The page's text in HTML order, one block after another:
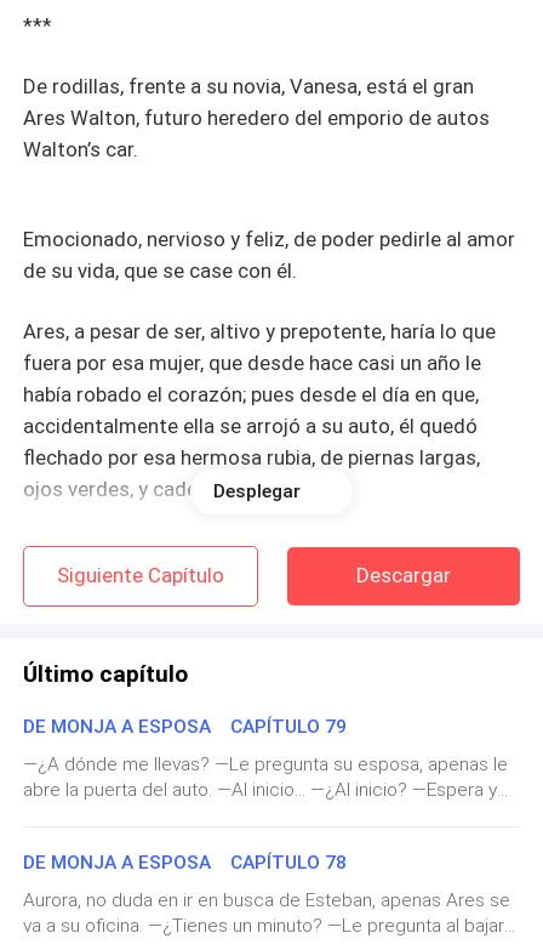
***
De rodillas, frente a su novia, Vanesa, está el gran
Ares Walton, futuro heredero del emporio de autos
Walton’s car.
Emocionado, nervioso y feliz, de poder pedirle al amor
de su vida, que se case con él.
Ares, a pesar de ser, altivo y prepotente, haría lo que
fuera por esa mujer, que desde hace casi un año le
había robado el corazón; pues desde el día en que,
accidentalmente ella se arrojó a su auto, él quedó
flechado por esa hermosa rubia, de piernas largas,
ojos verdes, y cadera protuberante.
En poco tiempo, había perdido la cabeza por quien hoy
deseaba que fuera su esposa, no solo para heredar la
empresa que le había sido prometida desde
casado, sino porque estaba loco por esa chica.
Y aunque ella no fuera de su misma clase social, eso
poco o nada le importaba, pues Ares Walton, es el tipo
de hombre que solo se enamora una vez, y Vanessa,
completamente seguro.
A sus 27 años se sentía pleno, pues todo marchaba a
Desplegar
Siguiente Capítulo Descargar
Último capítulo
DE MONJA A ESPOSA CAPÍTULO 79
—¿A dónde me llevas? —Le pregunta su esposa, apenas le
abre la puerta del auto. —Al inicio… —¿Al inicio? —Espera y
autobús. —Recuerdo que para llegar aquí, antes me tardaba
una eternidad, pero desde nuestra casa el trayecto es
mucho más corto. —¿Qué hacemos aquí? —Pregunta y Ares
de baja, para abrirle la puerta. —No lo recuerdas? —Le
DE MONJA A ESPOSA CAPÍTULO 78
Aurora, no duda en ir en busca de Esteban, apenas Ares se
va a su oficina. —¿Tienes un minuto? —Le pregunta al bajar